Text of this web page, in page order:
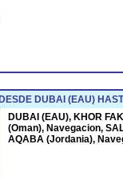
DUBAI (EAU)
DUBAI (EAU), KHOR
(Oman), Navegacion,
AQABA (Jordania),